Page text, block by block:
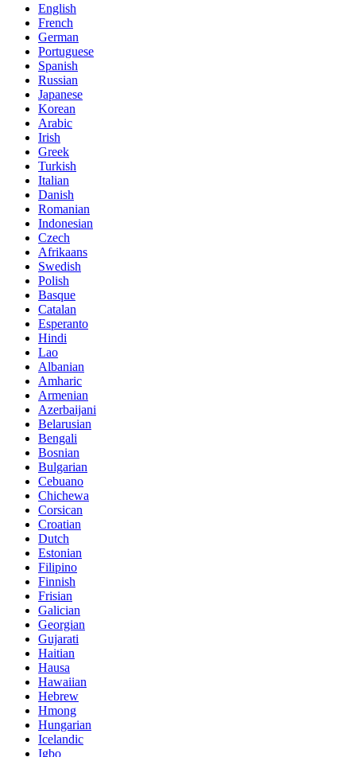
English
French
German
Portuguese
Spanish
Russian
Japanese
Korean
Arabic
Irish
Greek
Turkish
Italian
Danish
Romanian
Indonesian
Czech
Afrikaans
Swedish
Polish
Basque
Catalan
Esperanto
Hindi
Lao
Albanian
Amharic
Armenian
Azerbaijani
Belarusian
Bengali
Bosnian
Bulgarian
Cebuano
Chichewa
Corsican
Croatian
Dutch
Estonian
Filipino
Finnish
Frisian
Galician
Georgian
Gujarati
Haitian
Hausa
Hawaiian
Hebrew
Hmong
Hungarian
Icelandic
Igbo